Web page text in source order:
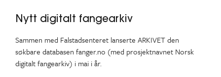
Nytt digitalt fangearkiv
Sammen med Falstadsenteret lanserte ARKIVET den
søkbare databasen fanger.no (med prosjektnavnet Norsk
digitalt fangearkiv) i mai i år.